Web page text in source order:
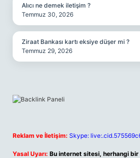
Alıcı ne demek iletişim ?
Temmuz 30, 2026
Ziraat Bankası kartı eksiye düşer mi ?
Temmuz 29, 2026
Reklam ve İletişim: Skype:
Yasal Uyarı: Bu internet sitesi, herhangi bir